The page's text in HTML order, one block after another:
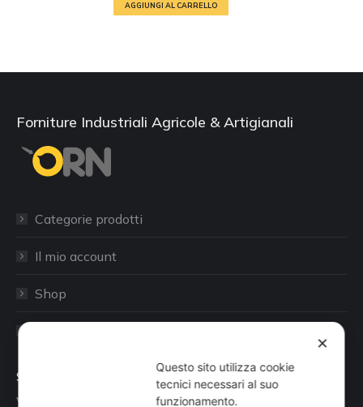
AGGIUNGI AL CARRELLO
Forniture Industriali Agricole & Artigianali
Categorie prodotti
Il mio account
Shop
Sede
Via Busano, 56, Favria (TO)
✕
Questo sito utilizza cookie
tecnici necessari al suo
funzionamento.